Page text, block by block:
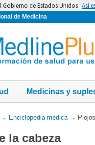
de Estados Unidos Así
de Medicina
Medicinas y
→ Enciclopedia médica→
la cabeza